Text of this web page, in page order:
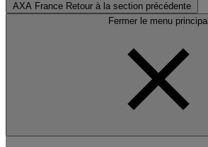
AXA France Retour à la section précédente
Fermer le menu principal